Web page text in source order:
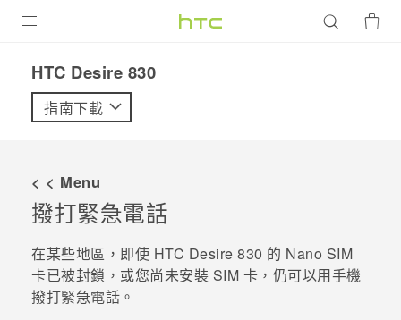
VIVE
配件
優惠專區
HTC Desire 830‎
指南下載
< < Menu
撥打緊急電話
在某些地區，即使 HTC Desire 830 的 Nano SIM
卡已被封鎖，或您尚未安裝 SIM 卡，仍可以用手機
撥打緊急電話。